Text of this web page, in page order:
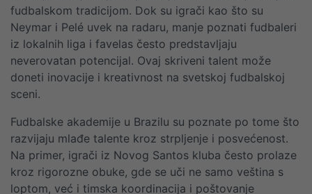
fudbalskom tradicijom. Dok su igrači kao što su
Neymar i Pelé uvek na radaru, manje poznati fudbaleri
iz lokalnih liga i favelas često predstavljaju
neverovatan potencijal. Ovaj skriveni talent može
doneti inovacije i kreativnost na svetskoj fudbalskoj
sceni.
Fudbalske akademije u Brazilu su poznate po tome što
razvijaju mlađe talente kroz strpljenje i posvećenost.
Na primer, igrači iz Novog Santos kluba često prolaze
kroz rigorozne obuke, gde se uči ne samo veština s
loptom, već i timska koordinacija i poštovanje